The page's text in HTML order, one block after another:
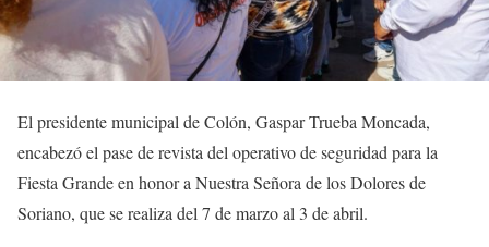
El presidente municipal de Colón, Gaspar Trueba Moncada,
encabezó el pase de revista del operativo de seguridad para la
Fiesta Grande en honor a Nuestra Señora de los Dolores de
Soriano, que se realiza del 7 de marzo al 3 de abril.